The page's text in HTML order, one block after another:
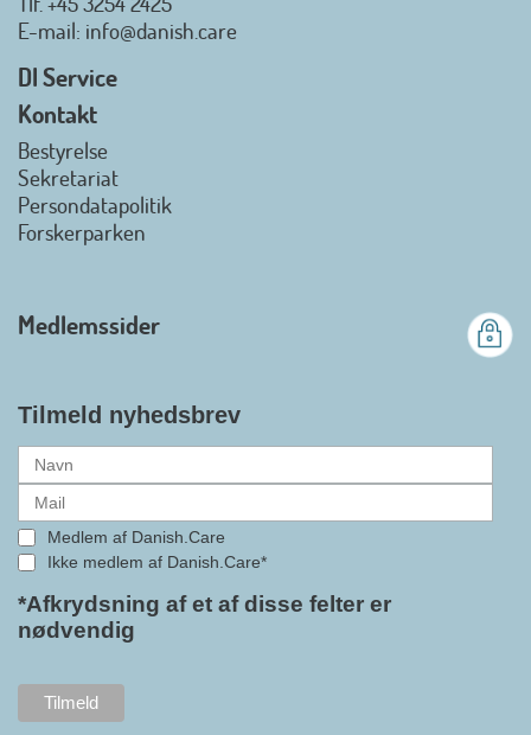
Danish.Care - Branchen for
hjælpemidler og
Danish.Care fra den 01. juli 2026
officielt kan kalde sig for
gennemslagskraft og skabe
hjælpemidler samt give
medlemmerne adgang til en
alle formaliteterne nu er på plads
i samarbejdet mellem
bestyrelsesleder i Danish.Care,
Claus Ipsen. Han betragter
fremtidssikring af Danish.Care,
som både er med til at styrke
E-mail: info@danish.care
DI Service
Kontakt
Bestyrelse
Sekretariat
Persondatapolitik
Forskerparken
Medlemssider
Tilmeld nyhedsbrev
Medlem af Danish.Care
Ikke medlem af Danish.Care*
*Afkrydsning af et af disse felter er
nødvendig